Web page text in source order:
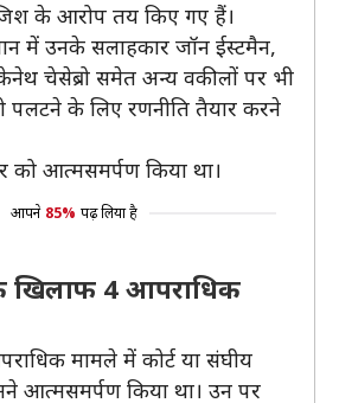
के आरोप तय किए गए हैं।
में उनके सलाहकार जॉन ईस्टमैन,
चेसेब्रो समेत अन्य वकीलों पर भी
पलटने के लिए रणनीति तैयार करने
को आत्मसमर्पण किया था।
आपने 85% पढ़ लिया है
खिलाफ 4 आपराधिक
मामले में कोर्ट या संघीय
आत्मसमर्पण किया था। उन पर